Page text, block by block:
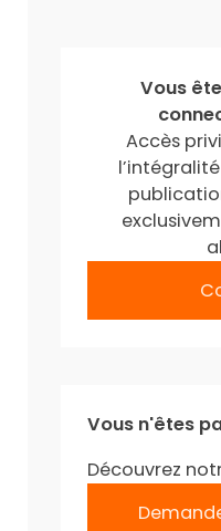
Vous
Accès
Vous n'êtes
Découvrez